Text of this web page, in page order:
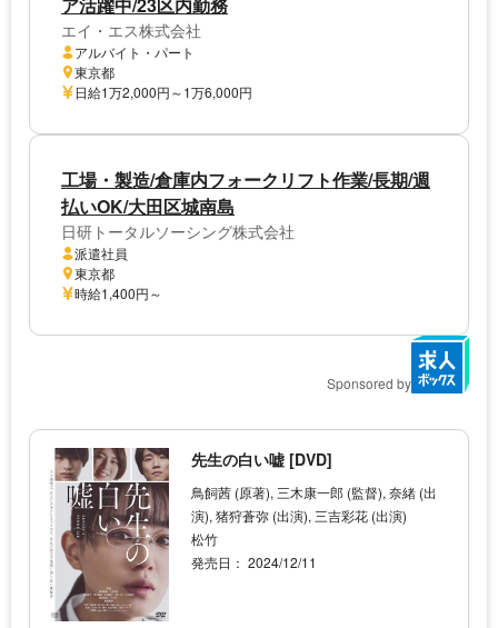
ア活躍中/23区内勤務
エイ・エス株式会社
アルバイト・パート
東京都
日給1万2,000円～1万6,000円
工場・製造/倉庫内フォークリフト作業/長期/週
払いOK/大田区城南島
日研トータルソーシング株式会社
派遣社員
東京都
時給1,400円～
Sponsored by
先生の白い嘘 [DVD]
鳥飼茜 (原著), 三木康一郎 (監督), 奈緒 (出
演), 猪狩蒼弥 (出演), 三吉彩花 (出演)
松竹
発売日： 2024/12/11